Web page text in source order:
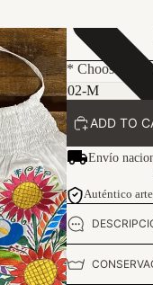
* Choose the
ADD TO
Envío
Auténtico